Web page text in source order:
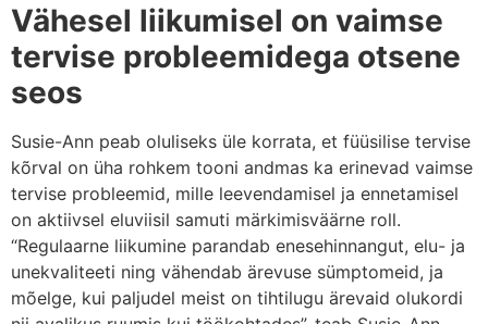
Vähesel liikumisel on vaimse
tervise probleemidega otsene
seos
Susie-Ann peab oluliseks üle korrata, et füüsilise tervise
kõrval on üha rohkem tooni andmas ka erinevad vaimse
tervise probleemid, mille leevendamisel ja ennetamisel
on aktiivsel eluviisil samuti märkimisväärne roll.
“Regulaarne liikumine parandab enesehinnangut, elu- ja
unekvaliteeti ning vähendab ärevuse sümptomeid, ja
mõelge, kui paljudel meist on tihtilugu ärevaid olukordi